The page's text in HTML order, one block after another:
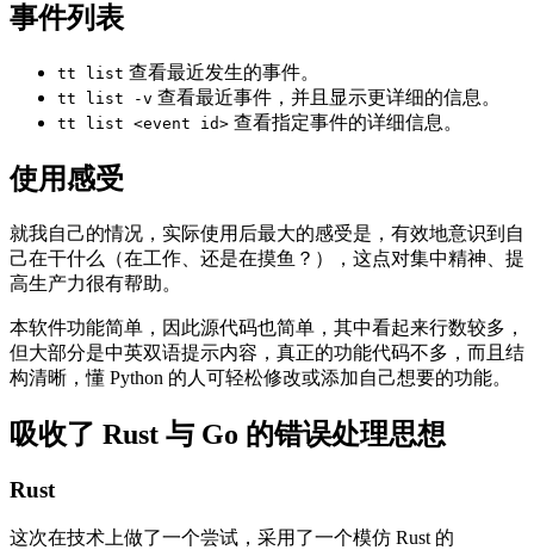
事件列表
tt list 查看最近发生的事件。
tt list -v 查看最近事件，并且显示更详细的信息。
tt list <event id> 查看指定事件的详细信息。
使用感受
就我自己的情况，实际使用后最大的感受是，有效地意识到自
己在干什么（在工作、还是在摸鱼？），这点对集中精神、提
高生产力很有帮助。
本软件功能简单，因此源代码也简单，其中看起来行数较多，
但大部分是中英双语提示内容，真正的功能代码不多，而且结
构清晰，懂 Python 的人可轻松修改或添加自己想要的功能。
吸收了 Rust 与 Go 的错误处理思想
Rust
这次在技术上做了一个尝试，采用了一个模仿 Rust 的